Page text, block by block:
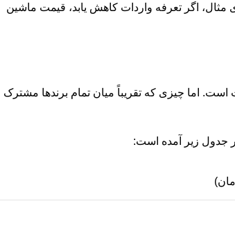
مثال، اگر تعرفه واردات کاهش یابد، قیمت ماشین
خودرو متفاوت است. اما چیزی که تقریباً میان تمام برندها مشترک